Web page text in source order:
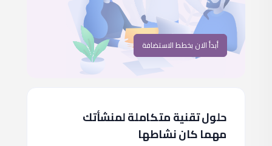
أبدأ الان بخطط الاستضافة
حلول تقنية متكاملة لمنشأتك
مهما كان نشاطها